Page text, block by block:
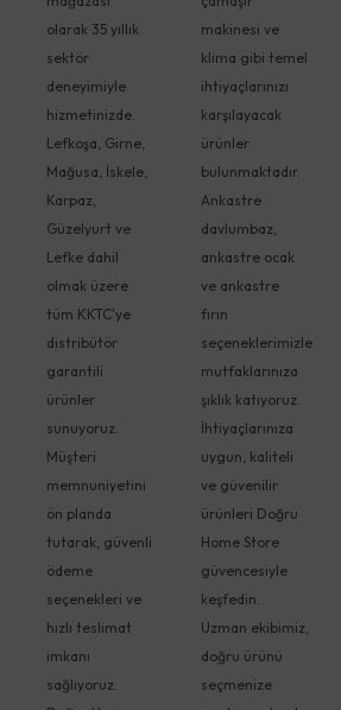
olarak 35 yıllık
sektör
deneyimiyle
hizmetinizde.
Lefkoşa, Girne,
Mağusa, İskele,
Karpaz,
Güzelyurt ve
Lefke dahil
olmak üzere
tüm KKTC'ye
distribütör
garantili
ürünler
sunuyoruz.
Müşteri
memnuniyetini
ön planda
tutarak, güvenli
ödeme
seçenekleri ve
hızlı teslimat
imkanı
sağlıyoruz.
makinesi ve
klima gibi temel
ihtiyaçlarınızı
karşılayacak
ürünler
bulunmaktadır.
Ankastre
davlumbaz,
ankastre ocak
ve ankastre
fırın
seçeneklerimizle
mutfaklarınıza
şıklık katıyoruz.
İhtiyaçlarınıza
uygun, kaliteli
ve güvenilir
ürünleri Doğru
Home Store
güvencesiyle
keşfedin.
Uzman ekibimiz,
doğru ürünü
seçmenize